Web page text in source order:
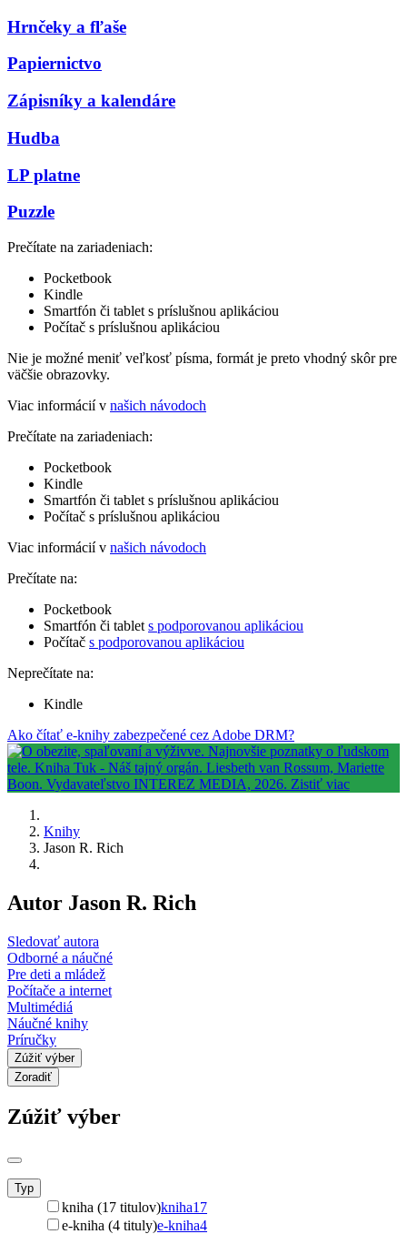
Hrnčeky a fľaše
Papiernictvo
Zápisníky a kalendáre
Hudba
LP platne
Puzzle
Prečítate na zariadeniach:
Pocketbook
Kindle
Smartfón či tablet s príslušnou aplikáciou
Počítač s príslušnou aplikáciou
Nie je možné meniť veľkosť písma, formát je preto vhodný skôr pre
väčšie obrazovky.
Viac informácií v našich návodoch
Prečítate na zariadeniach:
Pocketbook
Kindle
Smartfón či tablet s príslušnou aplikáciou
Počítač s príslušnou aplikáciou
Viac informácií v našich návodoch
Prečítate na:
Pocketbook
Smartfón či tablet s podporovanou aplikáciou
Počítač s podporovanou aplikáciou
Neprečítate na:
Kindle
Ako čítať e-knihy zabezpečené cez Adobe DRM?
Knihy
Jason R. Rich
Autor Jason R. Rich
Sledovať autora
Odborné a náučné
Pre deti a mládež
Počítače a internet
Multimédiá
Náučné knihy
Príručky
Zúžiť výber
Zoradiť
Zúžiť výber
Typ
kniha (17 titulov)kniha17
e-kniha (4 tituly)e-kniha4